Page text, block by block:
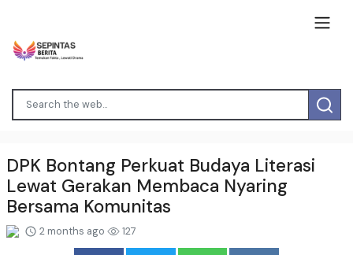
DPK Bontang Perkuat Budaya Literasi
Lewat Gerakan Membaca Nyaring
Bersama Komunitas
2 months ago 127